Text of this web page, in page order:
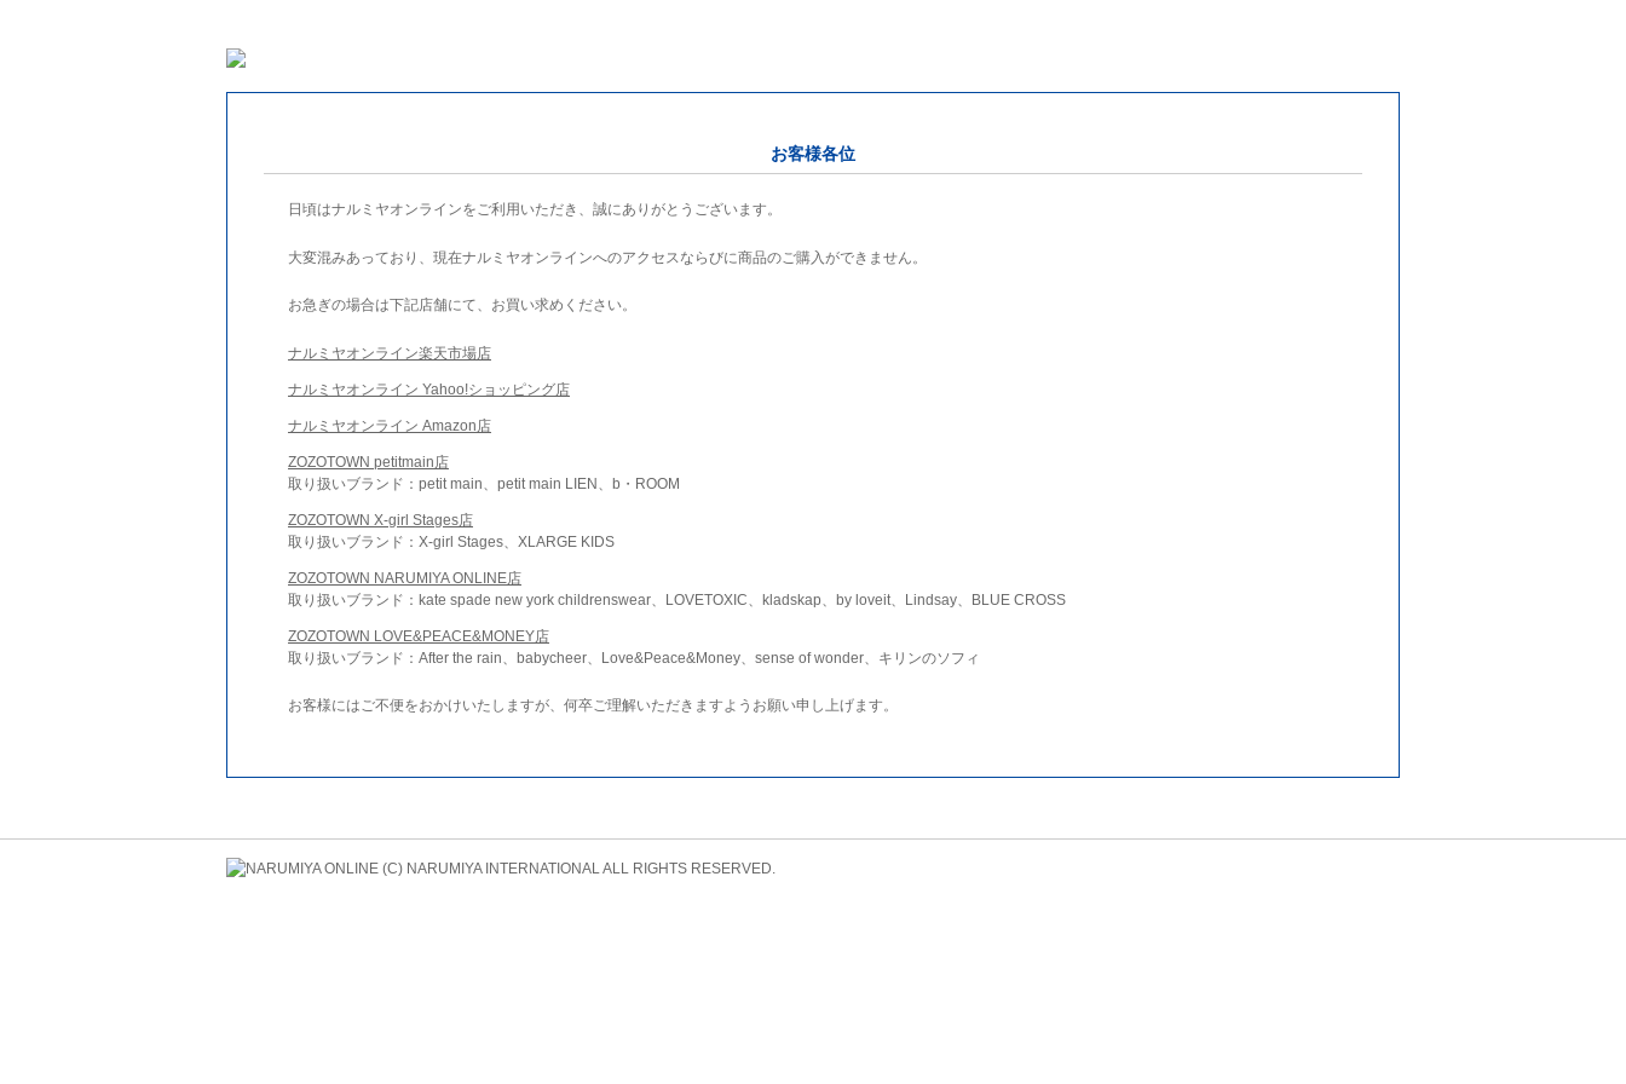
お客様各位
日頃はナルミヤオンラインをご利用いただき、誠にありがとうございます。
大変混みあっており、現在ナルミヤオンラインへのアクセスならびに商品のご購入ができません。
お急ぎの場合は下記店舗にて、お買い求めください。
ナルミヤオンライン楽天市場店
ナルミヤオンライン Yahoo!ショッピング店
ナルミヤオンライン Amazon店
ZOZOTOWN petitmain店
取り扱いブランド：petit main、petit main LIEN、b・ROOM
ZOZOTOWN X-girl Stages店
取り扱いブランド：X-girl Stages、XLARGE KIDS
ZOZOTOWN NARUMIYA ONLINE店
取り扱いブランド：kate spade new york childrenswear、LOVETOXIC、kladskap、by loveit、Lindsay、BLUE CROSS
ZOZOTOWN LOVE&PEACE&MONEY店
取り扱いブランド：After the rain、babycheer、Love&Peace&Money、sense of wonder、キリンのソフィ
お客様にはご不便をおかけいたしますが、何卒ご理解いただきますようお願い申し上げます。